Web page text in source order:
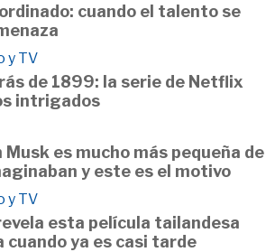
cuando el talento se
y TV
de 1899: la serie de Netflix
intrigados
Musk es mucho más pequeña de
y este es el motivo
y TV
esta película tailandesa
cuando ya es casi tarde